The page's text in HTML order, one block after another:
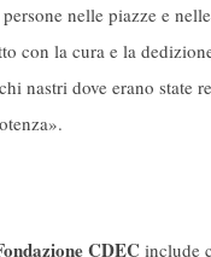
nelle piazze e
con la cura e la
nastri dove erano state
CDEC include